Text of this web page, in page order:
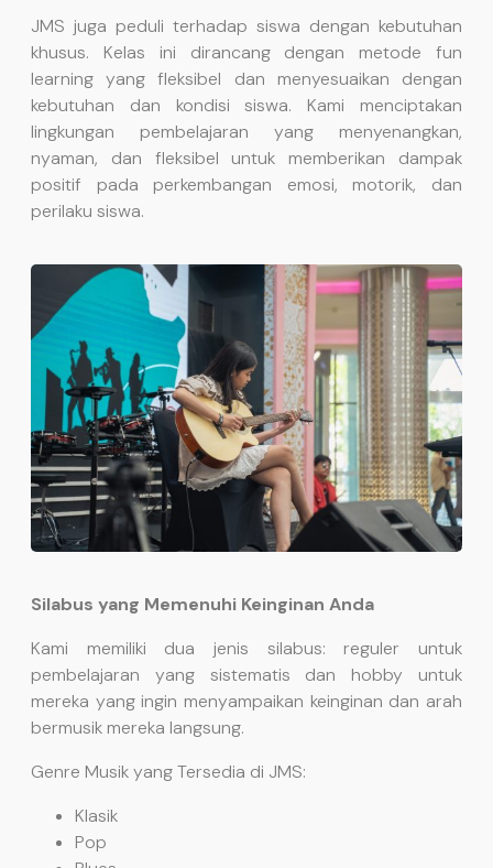
JMS juga peduli terhadap siswa dengan kebutuhan
khusus. Kelas ini dirancang dengan metode fun
learning yang fleksibel dan menyesuaikan dengan
kebutuhan dan kondisi siswa. Kami menciptakan
lingkungan pembelajaran yang menyenangkan,
nyaman, dan fleksibel untuk memberikan dampak
positif pada perkembangan emosi, motorik, dan
perilaku siswa.
Silabus yang Memenuhi Keinginan Anda
Kami memiliki dua jenis silabus: reguler untuk
pembelajaran yang sistematis dan hobby untuk
mereka yang ingin menyampaikan keinginan dan arah
bermusik mereka langsung.
Genre Musik yang Tersedia di JMS:
Klasik
Pop